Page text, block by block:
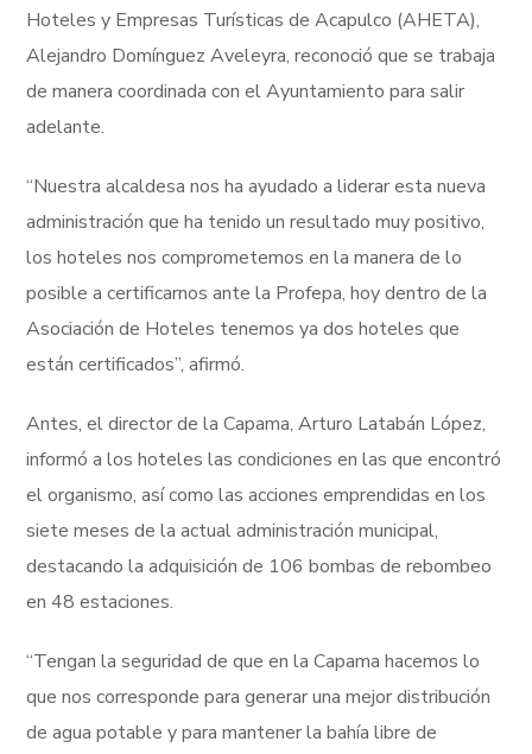
Hoteles y Empresas Turísticas de Acapulco (AHETA),
Alejandro Domínguez Aveleyra, reconoció que se trabaja
de manera coordinada con el Ayuntamiento para salir
adelante.
“Nuestra alcaldesa nos ha ayudado a liderar esta nueva
administración que ha tenido un resultado muy positivo,
los hoteles nos comprometemos en la manera de lo
posible a certificarnos ante la Profepa, hoy dentro de la
Asociación de Hoteles tenemos ya dos hoteles que
están certificados”, afirmó.
Antes, el director de la Capama, Arturo Latabán López,
informó a los hoteles las condiciones en las que encontró
el organismo, así como las acciones emprendidas en los
siete meses de la actual administración municipal,
destacando la adquisición de 106 bombas de rebombeo
en 48 estaciones.
“Tengan la seguridad de que en la Capama hacemos lo
que nos corresponde para generar una mejor distribución
de agua potable y para mantener la bahía libre de